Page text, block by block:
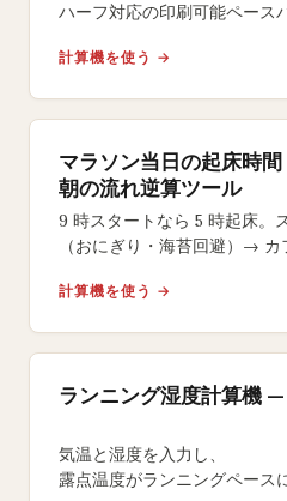
ハーフ対応の印刷可能ペース
ネガティブスプリット戦略や
計算機を使う →
マラソン当日の起床時
朝の流れ逆算ツール
9 時スタートなら 5 時起床。
（おにぎり・海苔回避）→
計算機を使う →
ランニング湿度計算機
気温と湿度を入力し、
露点温度がランニングペース